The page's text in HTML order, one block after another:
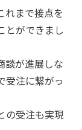
れまで接点を
とができまし
談が進展しな
受注に繋がっ
の受注も実現